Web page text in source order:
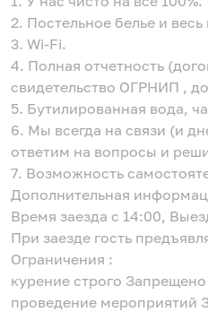
2. Постельное белье и
3. Wi-Fi.
4. Полная отчетность
свидетельство ОГРНИП ,
5. Бутилированная вода,
6. Мы всегда на связи (и днем, и
ответим на вопросы и
7. Возможность
Дополнительная
Время заезда с 14:00,
При заезде гость
Ограничения :
курение строго Запрещено
проведение мероприятий